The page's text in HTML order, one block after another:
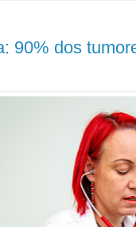
90% dos